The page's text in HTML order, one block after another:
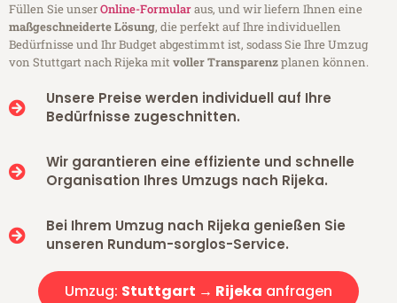
Füllen Sie unserOnline-Formularaus, und wir liefern Ihnen eine
maßgeschneiderte Lösung, die perfekt auf Ihre individuellen
Bedürfnisse und Ihr Budget abgestimmt ist, sodass Sie Ihre Umzug
von Stuttgart nach Rijeka mitvoller Transparenzplanen können.
Unsere Preise werden individuell auf Ihre
Bedürfnisse zugeschnitten.
Wir garantieren eine effiziente und schnelle
Organisation Ihres Umzugs nach Rijeka.
Bei Ihrem Umzug nach Rijeka genießen Sie
unseren Rundum-sorglos-Service.
Umzug: Stuttgart → Rijeka anfragen